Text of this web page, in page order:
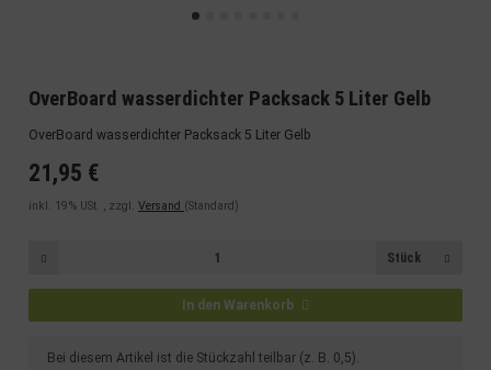
OverBoard wasserdichter Packsack 5 Liter Gelb
OverBoard wasserdichter Packsack 5 Liter Gelb
21,95 €
inkl. 19% USt. , zzgl. Versand (Standard)
Stück
In den Warenkorb
xBei diesem Artikel ist die Stückzahl teilbar (z. B. 0,5).